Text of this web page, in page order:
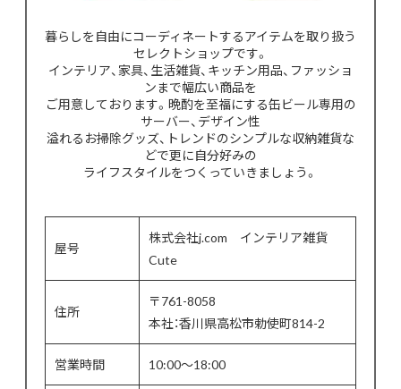
暮らしを自由にコーディネートするアイテムを取り扱う
セレクトショップです。
インテリア、家具、生活雑貨、キッチン用品、ファッショ
ンまで幅広い商品を
ご用意しております。晩酌を至福にする缶ビール専用の
サーバー、デザイン性
溢れるお掃除グッズ、トレンドのシンプルな収納雑貨な
どで更に自分好みの
ライフスタイルをつくっていきましょう。
屋号
株式会社j.com インテリア雑貨
Cute
住所
〒761-8058
本社：香川県高松市勅使町814-2
営業時間 10:00〜18:00